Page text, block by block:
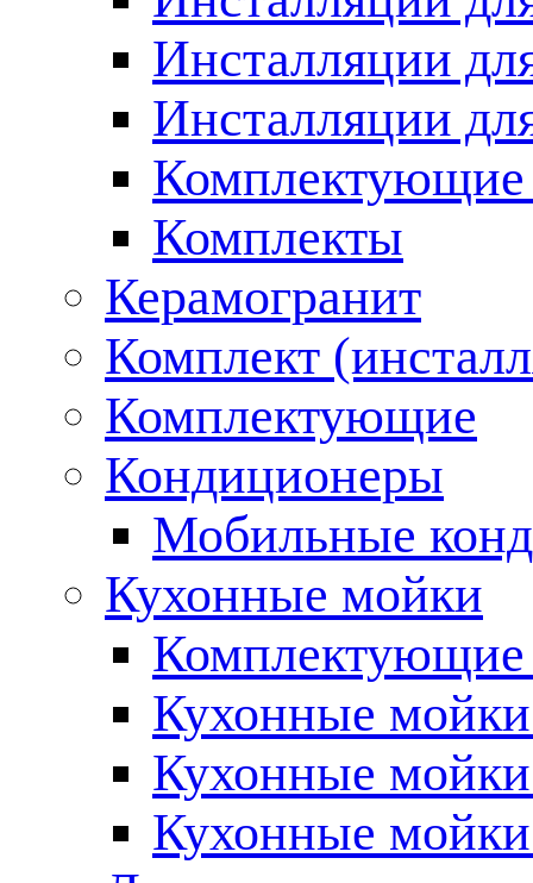
Инсталляции
Инсталляции
Комплектующие
Комплекты
Керамогранит
Комплект
Комплектующие
Кондиционеры
Мобильные
Кухонные мойки
Комплектующие
Кухонные мойки
Кухонные
Кухонные